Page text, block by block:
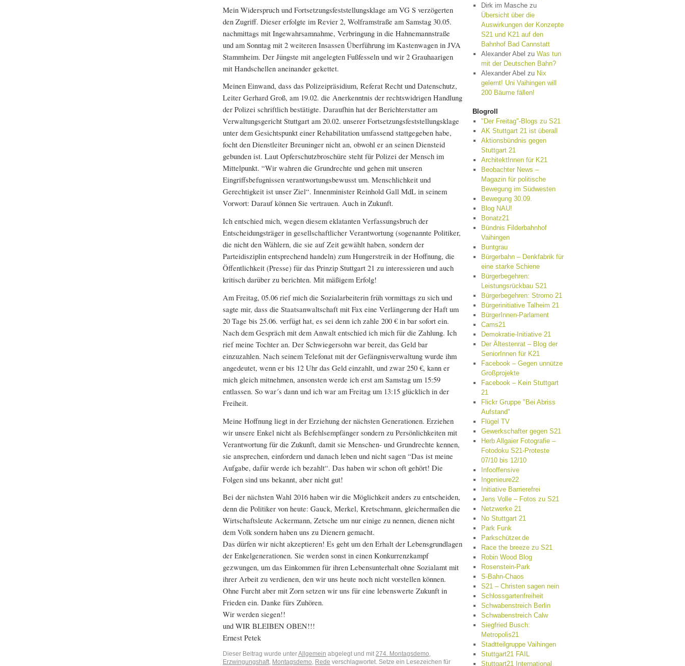
Mein Widerspruch und Fortsetzungsfeststellungsklage am VG S verzögerten
den Zugriff. Dieser erfolgte im Revier 2, Wolframstraße am Samstag 30.05.
nachmittags mit Ingewahrsamnahme, Verbringung in die Hahnemannstraße
und am Sonntag mit 2 weiteren Insassen Überführung im Kastenwagen in JVA
Stammheim. Der Jüngste mit angelegten Fußfesseln und wir 2 Grauhaarigen
mit Handschellen aneinander gekettet.
Meinen Einwand, dass das Polizeipräsidium, Referat Recht und Datenschutz,
Leiter Gerhard Groß, am 19.02. die Anerkenntnis der rechtswidrigen Handlung
der Polizei schriftlich bestätigte. Daraufhin hat der Berichterstatter am
Verwaltungsgericht Stuttgart am 20.02. unserer Fortsetzungsfeststellungsklage
unter dem Gesichtspunkt einer Rehabilitation umfassend stattgegeben habe,
focht den Dienstleiter Breuninger nicht an, obwohl er an seinen Diensteid
gebunden ist. Laut Opferschutzbroschüre steht für Polizei der Mensch im
Mittelpunkt. “Wir wahren die Grundrechte und gehen mit unseren
Eingriffsbefugnissen verantwortungsbewusst um. Menschlichkeit und
Gerechtigkeit ist unser Ziel“. Innenminister Reinhold Gall MdL in seinem
Vorwort: Darauf können Sie vertrauen. Auch in Zukunft.
Ich entschied mich, wegen diesem eklatanten Verfassungsbruch der
Entscheidungsträger in gesellschaftlicher Verantwortung (sogenannte Politiker,
die nicht den Wählern, die sie auf Zeit gewählt haben, sondern der
Parteidisziplin entsprechend handeln) zum Hungerstreik in der Hoffnung, die
Öffentlichkeit (Presse) für das Prinzip Stuttgart 21 zu interessieren und auch
kritisch darüber zu berichten. Mit mäßigem Erfolg!
Am Freitag, 05.06 rief mich die Sozialarbeiterin früh vormittags zu sich und
sagte mir, dass die Staatsanwaltschaft mit Fax eine Verlängerung der Haft um
20 Tage bis 25.06. verfügt hat, es sei denn ich zahle 200 € in bar sofort ein.
Nach dem Gespräch mit dem Anwalt entschied ich mich für die Zahlung. Ich
rief meine Tochter an. Der Schwiegersohn war bereit, das Geld bar
einzuzahlen. Nach seinem Telefonat mit der Gefängnisverwaltung wurde ihm
angedeutet, wenn er bis 12 Uhr das Geld einzahlt, und zwar 250 €, kann er
mich gleich mitnehmen, ansonsten werde ich erst am Samstag um 15:59
entlassen. So war´s dann und ich war am Freitag um 13:15 glücklich in der
Freiheit.
Meine Hoffnung liegt in der Erziehung der nächsten Generationen. Erziehen
wir unsere Enkel nicht als Befehlsempfänger sondern zu Persönlichkeiten mit
Verantwortung für die Zukunft, damit sie Menschen- und Grundrechte kennen,
sie ansprechen, einfordern und danach leben und nicht sagen “Das ist meine
Aufgabe, dafür werde ich bezahlt“. Das haben wir schon oft gehört! Die
Folgen sind uns bekannt, aber nicht gut!
Bei der nächsten Wahl 2016 haben wir die Möglichkeit anders zu entscheiden,
denn die Politiker von heute: Gauck, Merkel, Kretschmann, gleichermaßen die
Wirtschaftsleute Ackermann, Zetsche um nur einige zu nennen, dienen nicht
dem Volk sondern haben uns zu Dienern gemacht.
Das dürfen wir nicht akzeptieren! Es geht um den Erhalt der Lebensgrundlagen
der Enkelgenerationen. Sie werden sonst in einen Konkurrenzkampf
gezwungen, um das Einkommen für ihren Lebensunterhalt ohne Sozialamt mit
ihrer Arbeit zu verdienen, den wir uns heute noch nicht vorstellen können.
Ohne Furcht aber mit Zorn setzen wir uns für eine lebenswerte Zukunft in
Frieden ein. Danke fürs Zuhören.
Wir werden siegen!!
und WIR BLEIBEN OBEN!!!
Ernest Petek
Dieser Beitrag wurde unterAllgemein abgelegt und mit 274. Montagsdemo
Erzwingungshaft
Montagsdemo Rede verschlagwortet. Setze ein Lesezeichen für
Dirk im Maschezu
Übersicht über die
Auswirkungen der Konzepte
S21 und K21 auf den
Bahnhof Bad Cannstatt
Alexander Abel zu Was tun
mit der Deutschen Bahn?
Alexander Abel zu Nix
gelernt! Uni Vaihingen will
200 Bäume fällen!
Blogroll
"Der Freitag"-Blogs zu S21
AK Stuttgart 21 ist überall
Aktionsbündnis gegen
Stuttgart 21
ArchitektInnen für K21
Beobachter News –
Magazin für politische
Bewegung im Südwesten
Bewegung 30.09.
Blog NAU!
Bonatz21
Bündnis Filderbahnhof
Vaihingen
Buntgrau
Bürgerbahn – Denkfabrik für
eine starke Schiene
Bürgerbegehren:
Leistungsrückbau S21
Bürgerbegehren: Strorno 21
Bürgerinitiative Talheim 21
BürgerInnen-Parlament
Cams21
Demokratie-Initiative 21
Der Ältestenrat – Blog der
SeniorInnen für K21
Facebook – Gegen unnütze
Großprojekte
Facebook – Kein Stuttgart
21
Flickr Gruppe "Bei Abriss
Aufstand"
Flügel TV
Gewerkschafter gegen S21
Herb Allgaier Fotografie –
Fotodoku S21-Proteste
07/10 bis 12/10
Infooffensive
Ingenieure22
Initiative Barrierefrei
Jens Volle – Fotos zu S21
Netzwerke 21
No Stuttgart 21
Park Funk
Parkschützer.de
Race the breeze zu S21
Robin Wood Blog
Rosenstein-Park
S-Bahn-Chaos
S21 – Christen sagen nein
Schlossgartenfreiheit
Schwabenstreich Berlin
Schwabenstreich Calw
Siegfried Busch:
Metropolis21
Stadtteilgruppe Vaihingen
Stuttgart21 FAIL
Stuttgart21 International